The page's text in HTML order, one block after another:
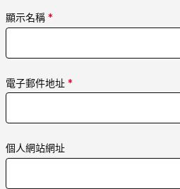
顯示名稱 *
電子郵件地址 *
個人網站網址